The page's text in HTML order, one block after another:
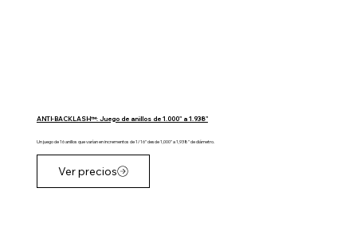
ANTI-BACKLASH™: Juego de anillos de 1.000" a 1.938"
Un juego de 16 anillos que varían en incrementos de 1/16" desde 1,000" a 1,938" de diámetro.
Ver precios